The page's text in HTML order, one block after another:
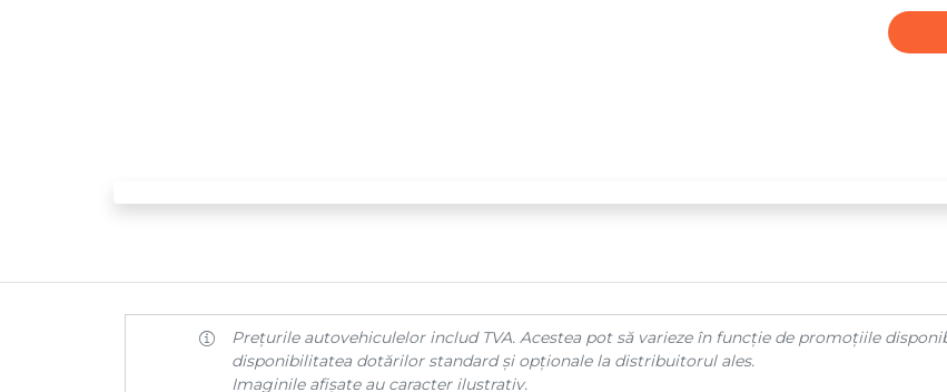
Prețurile autovehiculelor includ TVA. Acestea pot să varieze în funcție de promoțiile
disponibilitatea dotărilor standard și opționale la distribuitorul ales.
Imaginile afișate au caracter ilustrativ.